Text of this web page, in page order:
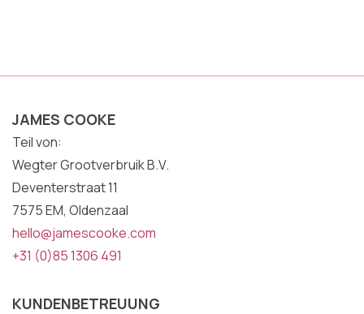
JAMES COOKE
Teil von:
Wegter Grootverbruik B.V.
Deventerstraat 11
7575 EM, Oldenzaal
hello@jamescooke.com
+31 (0)85 1306 491
KUNDENBETREUUNG